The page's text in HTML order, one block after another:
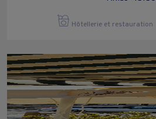
Hôtellerie et restauration